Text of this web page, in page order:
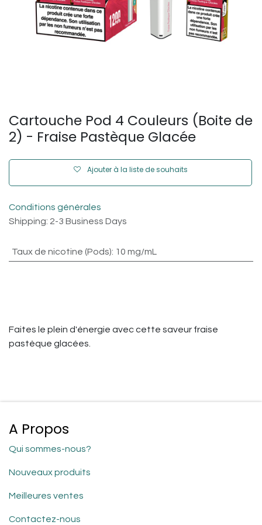
Cartouche Pod 4 Couleurs (Boite de
2) - Fraise Pastèque Glacée
Ajouter à la liste de souhaits
Conditions générales
Shipping: 2-3 Business Days
Taux de nicotine (Pods): 10 mg/mL
Faites le plein d'énergie avec cette saveur fraise
pastèque glacées.
A Propos
Qui sommes-nous?
Nouveaux produits
Meilleures ventes
Contactez-nous